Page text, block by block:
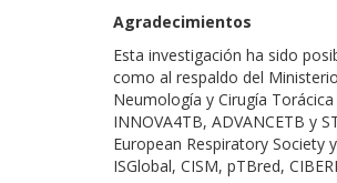
Agradecimientos
Esta investigación ha sido
como al respaldo del
Neumología y Cirugía
INNOVA4TB, ADVANCETB y
European Respiratory
ISGlobal, CISM, pTBred,